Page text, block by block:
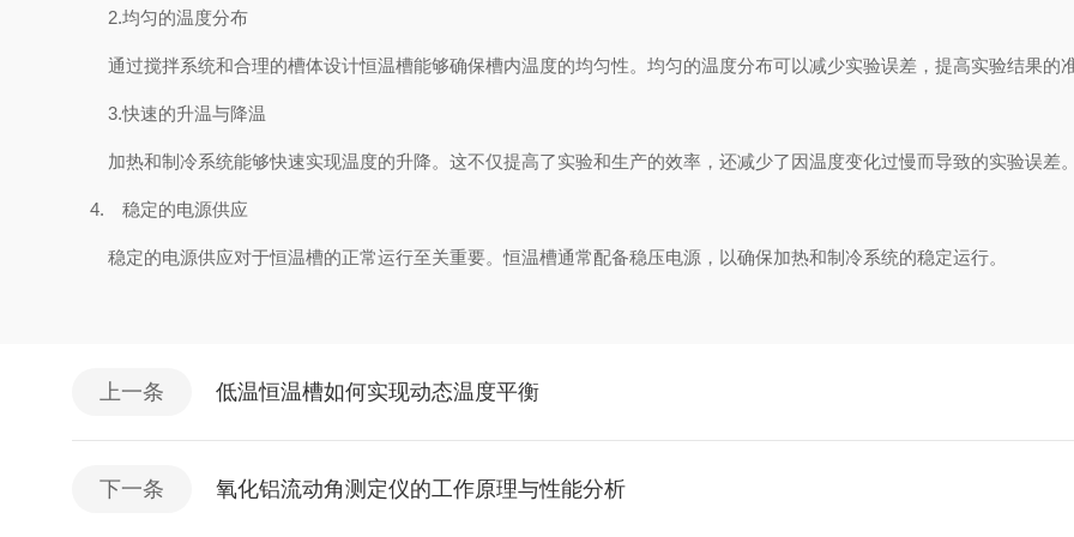
2.均匀的温度分布
通过搅拌系统和合理的槽体设计恒温槽能够确保槽内温度的均匀性。均匀的温度分布可以减少实验误差，提高实验结果的准
3.快速的升温与降温
加热和制冷系统能够快速实现温度的升降。这不仅提高了实验和生产的效率，还减少了因温度变化过慢而导致的实验误差。
4. 稳定的电源供应
稳定的电源供应对于恒温槽的正常运行至关重要。恒温槽通常配备稳压电源，以确保加热和制冷系统的稳定运行。
上一条 低温恒温槽如何实现动态温度平衡
下一条 氧化铝流动角测定仪的工作原理与性能分析